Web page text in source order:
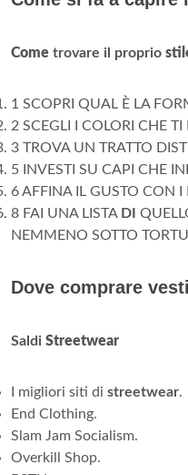
Come trovare il proprio
1 SCOPRI QUAL È LA
2 SCEGLI I COLORI CHE
3 TROVA UN TRATTO
5 INVESTI SU CAPI CHE
6 AFFINA IL GUSTO CON
8 FAI UNA LISTA DI
NEMMENO SOTTO
Dove comprare
Saldi Streetwear
I migliori siti di streetwear.
End Clothing.
Slam Jam Socialism.
Overkill Shop.